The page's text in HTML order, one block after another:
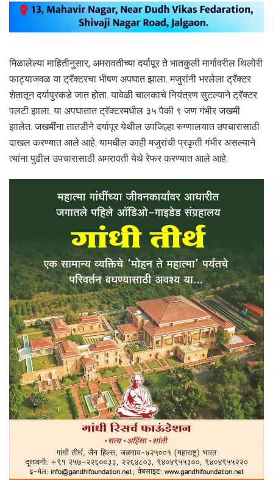
मिळालेल्या माहितीनुसार, अमरावतीच्या दर्यापूर ते भातकुली मार्गावरील थिलोरी
फाट्याजवळ या ट्रॅक्टरचा भीषण अपघात झाला. मजुरांनी भरलेला ट्रॅक्टर
शेतातून दर्यापुरकडे जात होता. यावेळी चालकाचे नियंत्रण सुटल्याने ट्रॅक्टर
पलटी झाला. या अपघातात ट्रॅक्टरमधील ३५ पैकी ९ जण गंभीर जखमी
झालेत. जखमींना तातडीने दर्यापूर येथील उपजिल्हा रुग्णालयात उपचारासाठी
दाखल करण्यात आले आहे. यामधील काही मजुरांची प्रकृती गंभीर असल्याने
त्यांना पुढील उपचारासाठी अमरावती येथे रेफर करण्यात आले आहे.